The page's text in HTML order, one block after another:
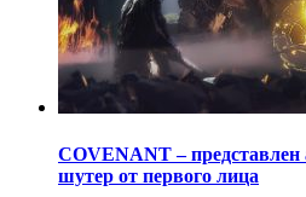
COVENANT – представлен
шутер от первого лица